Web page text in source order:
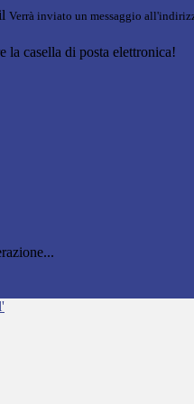
Verrà inviato un messaggio
la casella di posta elettronica!